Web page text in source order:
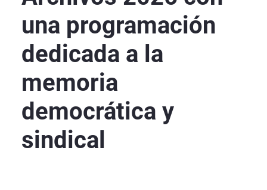
una programación
dedicada a la
memoria
democrática y
sindical